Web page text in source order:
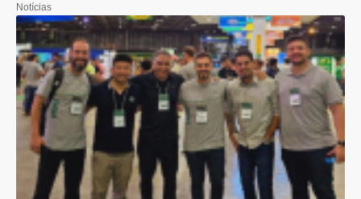
Notícias